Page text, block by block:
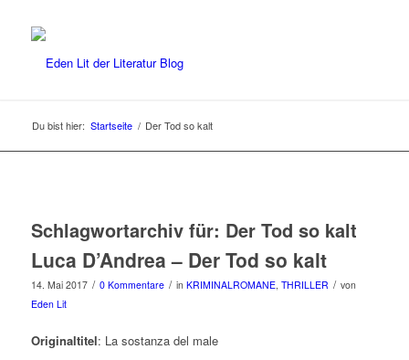
Du bist hier: Startseite / Der Tod so kalt
Schlagwortarchiv für: Der Tod so kalt
Luca D’Andrea – Der Tod so kalt
14. Mai 2017 / 0 Kommentare / in KRIMINALROMANE, THRILLER / von
Eden Lit
Originaltitel: La sostanza del male